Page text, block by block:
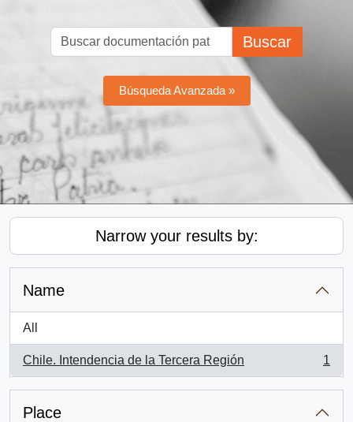
Buscar
Búsqueda Avanzada »
Narrow your results by:
Name
All
Chile. Intendencia de la Tercera Región
, 1 results
1
Place